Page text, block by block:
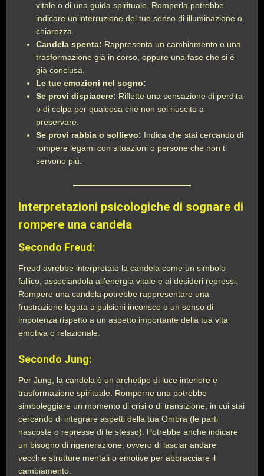
vitale o di una guida spirituale. Romperla potrebbe
indicare un’interruzione del tuo senso di illuminazione o
chiarezza.
Candela spenta: Rappresenta un cambiamento o una
trasformazione già in corso, oppure una fase che si è
già conclusa.
Le tue emozioni nel sogno:
Se provi dispiacere: Riflette una sensazione di perdita
o di colpa per qualcosa che non sei riuscito a
preservare.
Se provi rabbia o sollievo: Indica che stai cercando di
rompere legami con situazioni o persone che non ti
servono più.
Interpretazioni psicologiche di sognare di
rompere una candela
Secondo Freud:
Freud avrebbe interpretato la candela come un simbolo
fallico, associandola all’energia vitale e ai desideri repressi.
Rompere una candela potrebbe rappresentare una
frustrazione legata a pulsioni inconsce o un senso di
impotenza rispetto a un aspetto importante della tua vita
emotiva o relazionale.
Secondo Jung:
Per Jung, la candela è un archetipo di luce interiore e
trasformazione spirituale. Romperne una potrebbe
simboleggiare un momento di crisi o di transizione, in cui stai
cercando di integrare aspetti della tua Ombra (le parti
nascoste o represse di te stesso). Potrebbe anche indicare
un bisogno di rigenerazione, ovvero di lasciar andare
vecchie strutture mentali o emotive per abbracciare il
cambiamento.